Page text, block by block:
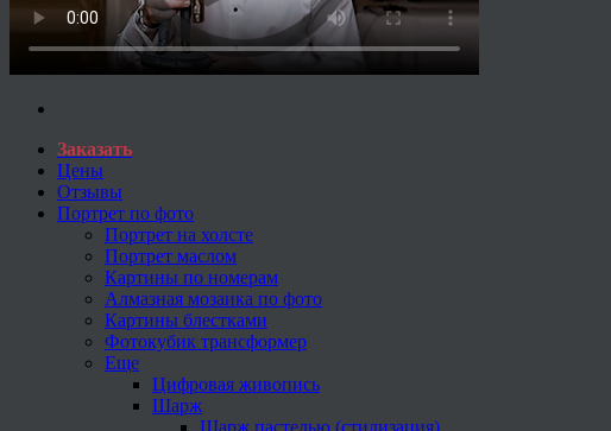
Заказать
Цены
Отзывы
Портрет по фото
Портрет на холсте
Портрет маслом
Картины по номерам
Алмазная мозаика по фото
Картины блестками
Фотокубик трансформер
Еще
Цифровая живопись
Шарж
Шарж пастелью (стилизация)